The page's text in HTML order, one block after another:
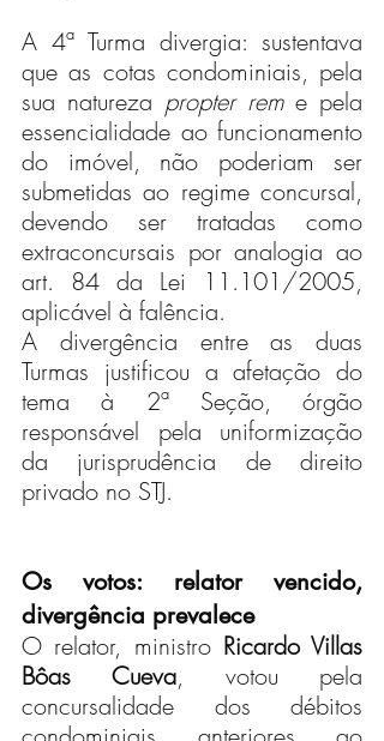
A 4ª Turma divergia: sustentava
que as cotas condominiais, pela
sua natureza propter rem e pela
essencialidade ao funcionamento
do imóvel, não poderiam ser
submetidas ao regime concursal,
devendo ser tratadas como
extraconcursais por analogia ao
art. 84 da Lei 11.101/2005,
aplicável à falência.
A divergência entre as duas
Turmas justificou a afetação do
tema à 2ª Seção, órgão
responsável pela uniformização
da jurisprudência de direito
privado no STJ.
Os votos: relator vencido,
divergência prevalece
O relator, ministro Ricardo Villas
Bôas Cueva, votou pela
concursalidade dos débitos